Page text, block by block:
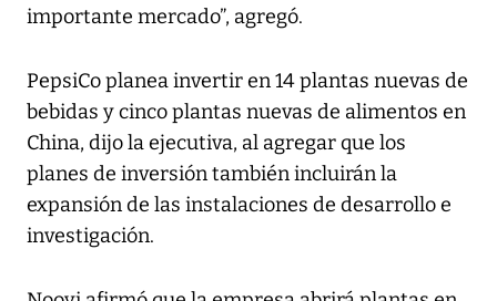
importante mercado”, agregó.
PepsiCo planea invertir en 14 plantas nuevas de
bebidas y cinco plantas nuevas de alimentos en
China, dijo la ejecutiva, al agregar que los
planes de inversión también incluirán la
expansión de las instalaciones de desarrollo e
investigación.